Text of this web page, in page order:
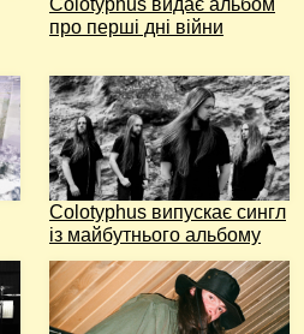
про перші дні війни
Colotyphus випускає сингл
із майбутнього альбому